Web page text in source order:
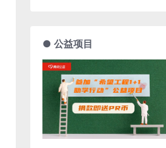
● 公益项目